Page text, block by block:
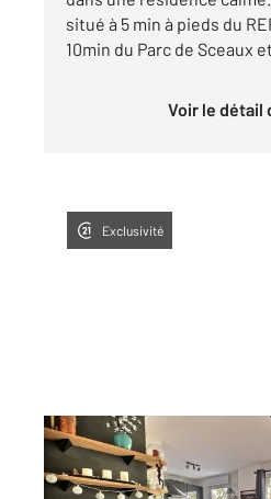
situé à 5 min à pieds du
10min du Parc de Sceaux
Voir le détail
Exclusivité
ANTONY 92
44,56 m2, 2 pièces
Ref : 5297